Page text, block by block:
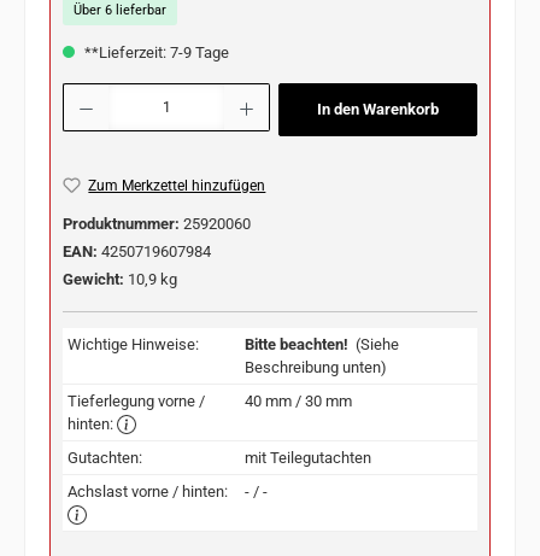
Über 6 lieferbar
**Lieferzeit: 7-9 Tage
Produkt Anzahl: Gib den gewünschten Wert ein oder benutze die Schaltflächen
In den Warenkorb
Zum Merkzettel hinzufügen
Produktnummer: 25920060
EAN: 4250719607984
Gewicht: 10,9 kg
Wichtige Hinweise: Bitte beachten! (Siehe
Beschreibung unten)
Tieferlegung vorne /
hinten:
40 mm / 30 mm
Gutachten:
mit Teilegutachten
Achslast vorne / hinten:
- / -